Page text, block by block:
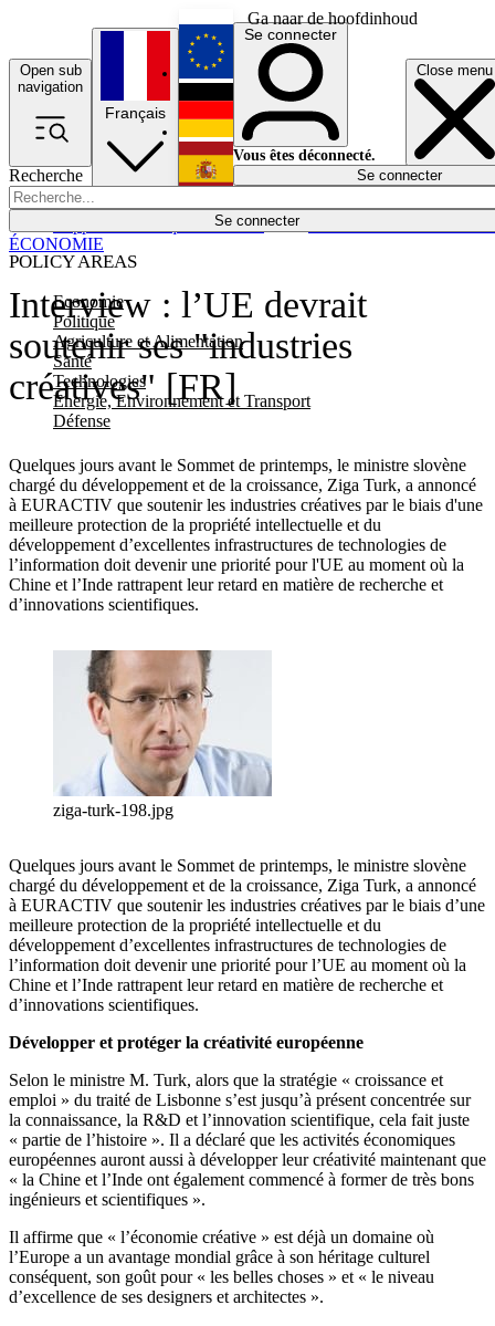
Ga naar de hoofdinhoud
Open sub
navigation
Close menu
Recherche
Se connecter
POLICY AREAS
Economie
Politique
Agriculture et Alimentation
Santé
Technologies
Energie, Environnement et Transport
Défense
Économie
Français
English
Deutsch
Español
Se connecter
Vous êtes déconnecté.
Se connecter
Interview : l’UE devrait
soutenir ses "industries
créatives" [FR]
Quelques jours avant le Sommet de printemps, le ministre slovène
chargé du développement et de la croissance, Ziga Turk, a annoncé
à EURACTIV que soutenir les industries créatives par le biais d'une
meilleure protection de la propriété intellectuelle et du
développement d’excellentes infrastructures de technologies de
l’information doit devenir une priorité pour l'UE au moment où la
Chine et l’Inde rattrapent leur retard en matière de recherche et
d’innovations scientifiques.
ÉCONOMIE
ziga-turk-198.jpg
Quelques jours avant le Sommet de printemps, le ministre slovène
chargé du développement et de la croissance, Ziga Turk, a annoncé
à EURACTIV que soutenir les industries créatives par le biais d’une
meilleure protection de la propriété intellectuelle et du
développement d’excellentes infrastructures de technologies de
l’information doit devenir une priorité pour l’UE au moment où la
Chine et l’Inde rattrapent leur retard en matière de recherche et
d’innovations scientifiques.
Développer et protéger la créativité européenne
Selon le ministre M. Turk, alors que la stratégie « croissance et
emploi » du traité de Lisbonne s’est jusqu’à présent concentrée sur
la connaissance, la R&D et l’innovation scientifique, cela fait juste
« partie de l’histoire ». Il a déclaré que les activités économiques
européennes auront aussi à développer leur créativité maintenant que
« la Chine et l’Inde ont également commencé à former de très bons
ingénieurs et scientifiques ».
Il affirme que « l’économie créative » est déjà un domaine où
l’Europe a un avantage mondial grâce à son héritage culturel
conséquent, son goût pour « les belles choses » et « le niveau
d’excellence de ses designers et architectes ».